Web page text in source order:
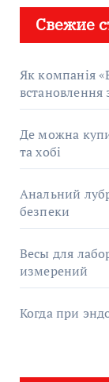
Свежие
Як компанія
Де можна
та хобі
Анальний
безпеки
Весы для
измерений
Когда при